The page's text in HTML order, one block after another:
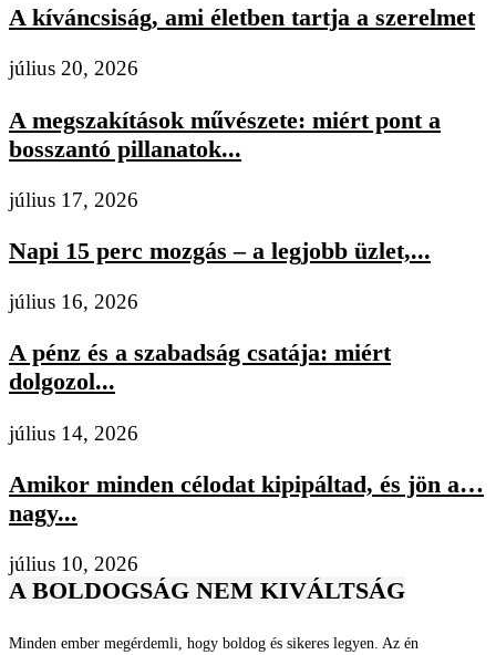
A kíváncsiság, ami életben tartja a szerelmet
július 20, 2026
A megszakítások művészete: miért pont a
bosszantó pillanatok...
július 17, 2026
Napi 15 perc mozgás – a legjobb üzlet,...
július 16, 2026
A pénz és a szabadság csatája: miért
dolgozol...
július 14, 2026
Amikor minden célodat kipipáltad, és jön a…
nagy...
július 10, 2026
A BOLDOGSÁG NEM KIVÁLTSÁG
Minden ember megérdemli, hogy boldog és sikeres legyen. Az én